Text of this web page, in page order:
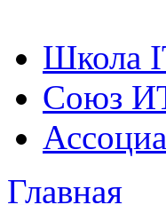
Школа
Союз
Главная